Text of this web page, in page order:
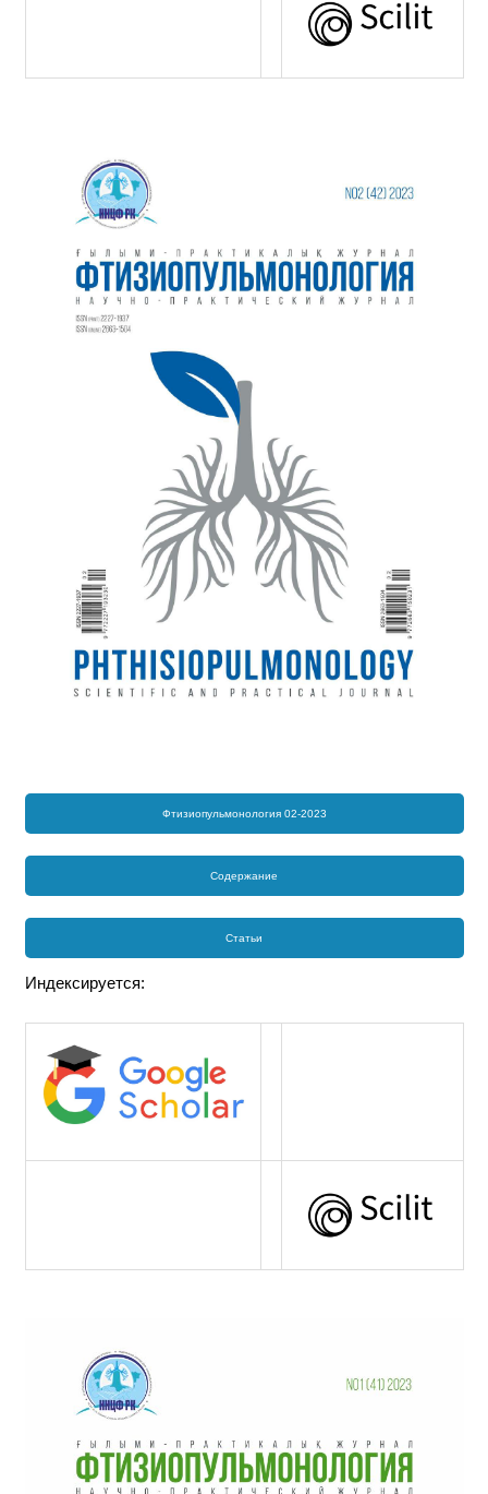
Фтизиопульмонология 02-2023
Содержание
Статьи
Индексируется: